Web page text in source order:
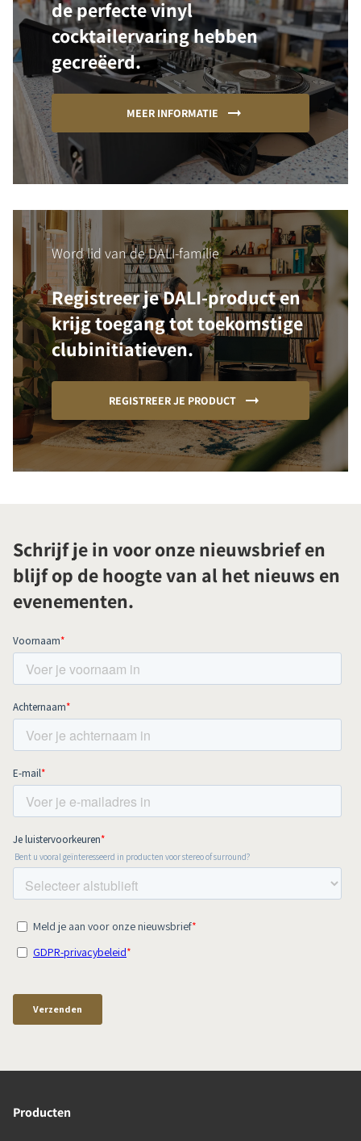
de perfecte vinyl
cocktailervaring hebben
gecreëerd.
MEER INFORMATIE
Word lid van de DALI-familie
Registreer je DALI-product en
krijg toegang tot toekomstige
clubinitiatieven.
REGISTREER JE PRODUCT
Schrijf je in voor onze nieuwsbrief en
blijf op de hoogte van al het nieuws en
evenementen.
Producten